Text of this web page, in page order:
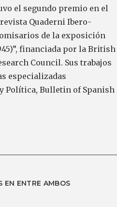
el segundo premio en el
Quaderni Ibero-
de la exposición
financiada por la British
Council. Sus trabajos
especializadas
Política, Bulletin of Spanish
EN ENTRE AMBOS